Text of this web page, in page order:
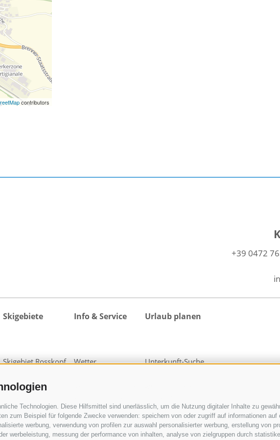
Technologien. Diese Hilfsmittel sind unerlässlich, um die Nutzung digitaler Inhalte zu
zum Beispiel für folgende Zwecke verwenden: speichern von oder zugriff auf informationen auf
werbung, verwendung von profilen zur auswahl personalisierter werbung, erstellung von
werbeleistung, messung der performance von inhalten, analyse von zielgruppen durch
contributors
+39 0472
Skigebiete
Skigebiet Rosskopf
Jaufen
1 Skipass für alle
Skigebiete
Info & Service
Wetter
Downloads
Fotos
Videos
Urlaub planen
Unterkunft-Suche
Ratschings
activeCARD Sterzing
Gossensass CARD